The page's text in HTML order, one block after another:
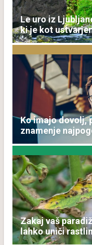
Le uro iz
ki je kot
Ko imajo dovolj,
znamenje
Zakaj vaš
lahko uniči